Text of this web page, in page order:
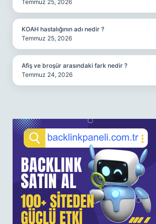
Temmuz 25, 2026
KOAH hastalığının adı nedir ?
Temmuz 25, 2026
Afiş ve broşür arasındaki fark nedir ?
Temmuz 24, 2026